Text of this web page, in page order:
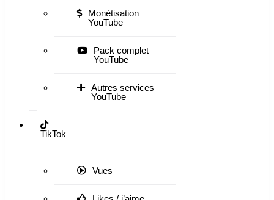
Monétisation
YouTube
Pack complet
YouTube
Autres services
YouTube
TikTok
Vues